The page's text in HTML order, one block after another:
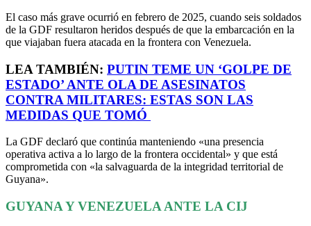
El caso más grave ocurrió en febrero de 2025, cuando seis soldados
de la GDF resultaron heridos después de que la embarcación en la
que viajaban fuera atacada en la frontera con Venezuela.
LEA TAMBIÉN: PUTIN TEME UN ‘GOLPE DE
ESTADO’ ANTE OLA DE ASESINATOS
CONTRA MILITARES: ESTAS SON LAS
MEDIDAS QUE TOMÓ
La GDF declaró que continúa manteniendo «una presencia
operativa activa a lo largo de la frontera occidental» y que está
comprometida con «la salvaguarda de la integridad territorial de
Guyana».
GUYANA Y VENEZUELA ANTE LA CIJ